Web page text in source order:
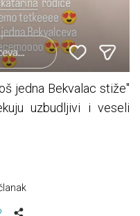
jedna Bekvalac stiže"
uzbudljivi i veseli